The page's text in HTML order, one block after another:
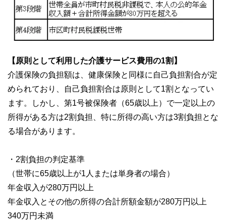
【原則として利用した介護サービス費用の1割】
介護保険の負担額は、健康保険と同様に自己負担割合が定
められており、自己負担割合は原則として1割となってい
ます。しかし、第1号被保険者（65歳以上）で一定以上の
所得がある方は2割負担、特に所得の高い方は3割負担とな
る場合があります。
・2割負担の判定基準
（世帯に65歳以上が1人または単身者の場合）
年金収入が280万円以上
年金収入とその他の所得の合計所額金額が280万円以上
340万円未満